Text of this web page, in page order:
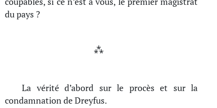
du pays ?
⁂
La vérité d’abord sur le procès et sur la
condamnation de Dreyfus.